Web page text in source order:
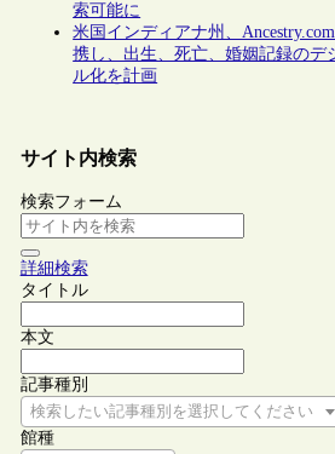
索可能に
米国インディアナ州、
携し、出生、死亡、婚姻記録のデ
ル化を計画
サイト内検索
検索フォーム
詳細検索
タイトル
本文
記事種別
検索したい記事種別を選択してください
館種